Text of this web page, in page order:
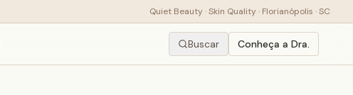
Quiet Beauty · Skin Quality · Florianópolis · SC
Buscar Conheça a Dra.